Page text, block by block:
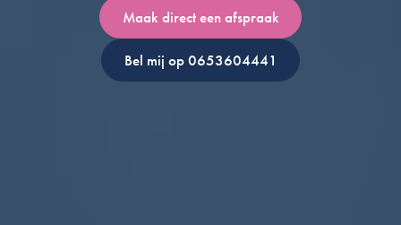
Maak direct een afspraak
Bel mij op 0653604441